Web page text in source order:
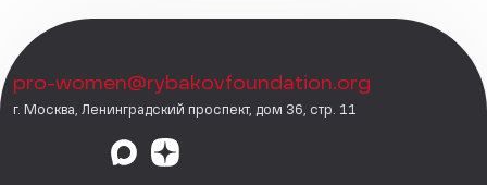
pro-women@rybakovfoundation.org
г. Москва, Ленинградский проспект, дом 36, стр. 11